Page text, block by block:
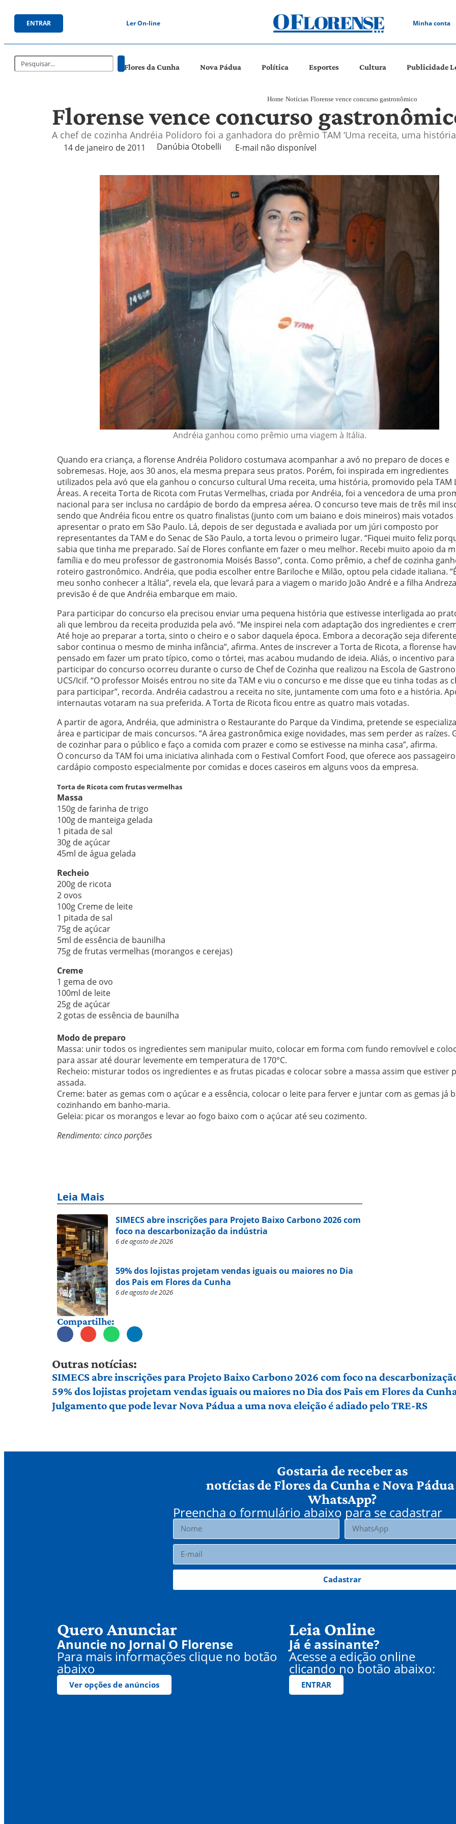
ENTRAR Ler On-line Minha conta
Flores da Cunha Nova Pádua Política Esportes Cultura Publicidade
Home Notícias Florense vence concurso gastronômico
Florense vence concurso
A chef de cozinha Andréia Polidoro foi a ganhadora do prêmio TAM ‘Uma receita, uma
14 de janeiro de 2011 Danúbia Otobelli  E-mail não disponível
Andréia ganhou como prêmio uma viagem à Itália.
Quando era criança, a florense Andréia Polidoro costumava acompanhar a avó no preparo de doces e
sobremesas. Hoje, aos 30 anos, ela mesma prepara seus pratos. Porém, foi inspirada em ingredientes
utilizados pela avó que ela ganhou o concurso cultural Uma receita, uma história, promovido pela TAM
Áreas. A receita Torta de Ricota com Frutas Vermelhas, criada por Andréia, foi a vencedora de uma
nacional para ser inclusa no cardápio de bordo da empresa aérea. O concurso teve mais de três mil
sendo que Andréia ficou entre os quatro finalistas (junto com um baiano e dois mineiros) mais votados
apresentar o prato em São Paulo. Lá, depois de ser degustada e avaliada por um júri composto por
representantes da TAM e do Senac de São Paulo, a torta levou o primeiro lugar. “Fiquei muito feliz
sabia que tinha me preparado. Saí de Flores confiante em fazer o meu melhor. Recebi muito apoio da
família e do meu professor de gastronomia Moisés Basso”, conta. Como prêmio, a chef de cozinha
roteiro gastronômico. Andréia, que podia escolher entre Bariloche e Milão, optou pela cidade italiana.
meu sonho conhecer a Itália”, revela ela, que levará para a viagem o marido João André e a filha
previsão é de que Andréia embarque em maio.
Para participar do concurso ela precisou enviar uma pequena história que estivesse interligada ao
ali que lembrou da receita produzida pela avó. “Me inspirei nela com adaptação dos ingredientes e
Até hoje ao preparar a torta, sinto o cheiro e o sabor daquela época. Embora a decoração seja
sabor continua o mesmo de minha infância”, afirma. Antes de inscrever a Torta de Ricota, a florense
pensado em fazer um prato típico, como o tórtei, mas acabou mudando de ideia. Aliás, o incentivo para
participar do concurso ocorreu durante o curso de Chef de Cozinha que realizou na Escola de
UCS/Icif. “O professor Moisés entrou no site da TAM e viu o concurso e me disse que eu tinha todas as
para participar”, recorda. Andréia cadastrou a receita no site, juntamente com uma foto e a história.
internautas votaram na sua preferida. A Torta de Ricota ficou entre as quatro mais votadas.
A partir de agora, Andréia, que administra o Restaurante do Parque da Vindima, pretende se
área e participar de mais concursos. “A área gastronômica exige novidades, mas sem perder as raízes.
de cozinhar para o público e faço a comida com prazer e como se estivesse na minha casa”, afirma.
O concurso da TAM foi uma iniciativa alinhada com o Festival Comfort Food, que oferece aos
cardápio composto especialmente por comidas e doces caseiros em alguns voos da empresa.
Torta de Ricota com frutas vermelhas
Massa
150g de farinha de trigo
100g de manteiga gelada
1 pitada de sal
30g de açúcar
45ml de água gelada
Recheio
200g de ricota
2 ovos
100g Creme de leite
1 pitada de sal
75g de açúcar
5ml de essência de baunilha
75g de frutas vermelhas (morangos e cerejas)
Creme
1 gema de ovo
100ml de leite
25g de açúcar
2 gotas de essência de baunilha
Modo de preparo
Massa: unir todos os ingredientes sem manipular muito, colocar em forma com fundo removível e
para assar até dourar levemente em temperatura de 170°C.
Recheio: misturar todos os ingredientes e as frutas picadas e colocar sobre a massa assim que estiver
assada.
Creme: bater as gemas com o açúcar e a essência, colocar o leite para ferver e juntar com as gemas já
cozinhando em banho-maria.
Geleia: picar os morangos e levar ao fogo baixo com o açúcar até seu cozimento.
Rendimento: cinco porções
Leia Mais
SIMECS abre inscrições para Projeto Baixo Carbono 2026 com
foco na descarbonização da indústria
6 de agosto de 2026
59% dos lojistas projetam vendas iguais ou maiores no Dia
dos Pais em Flores da Cunha
6 de agosto de 2026
Compartilhe:
Outras notícias:
SIMECS abre inscrições para Projeto Baixo Carbono 2026 com foco na
59% dos lojistas projetam vendas iguais ou maiores no Dia dos Pais em Flores da
Julgamento que pode levar Nova Pádua a uma nova eleição é adiado pelo TRE-RS
Gostaria de receber as
notícias de Flores da Cunha e Nova
WhatsApp?
Preencha o formulário abaixo para se cadastrar
Cadastrar
Quero Anunciar
Anuncie no Jornal O Florense
Para mais informações clique no botão
abaixo
Ver opções de anúncios
Leia Online
Já é assinante?
Acesse a edição online
clicando no botão abaixo:
ENTRAR